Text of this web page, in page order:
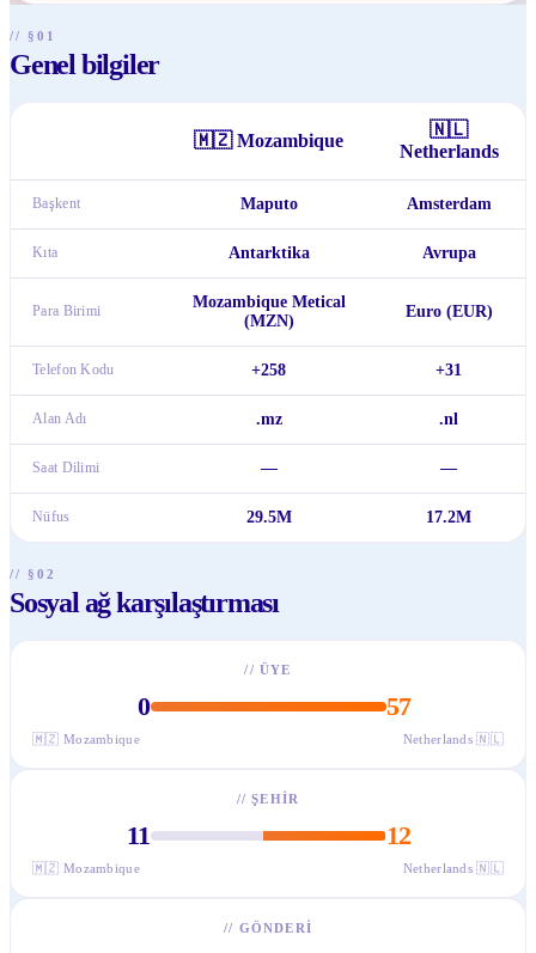
// §01
Genel bilgiler
🇲🇿 Mozambique
🇳🇱
Netherlands
Başkent Maputo Amsterdam
Kıta Antarktika Avrupa
Para Birimi
Mozambique Metical
(MZN)
Euro (EUR)
Telefon Kodu +258 +31
Alan Adı .mz .nl
Saat Dilimi — —
Nüfus 29.5M 17.2M
// §02
Sosyal ağ karşılaştırması
// ÜYE
0 57
🇲🇿 Mozambique Netherlands 🇳🇱
//ŞEHIR
11 12
🇲🇿 Mozambique Netherlands 🇳🇱
// GÖNDERI